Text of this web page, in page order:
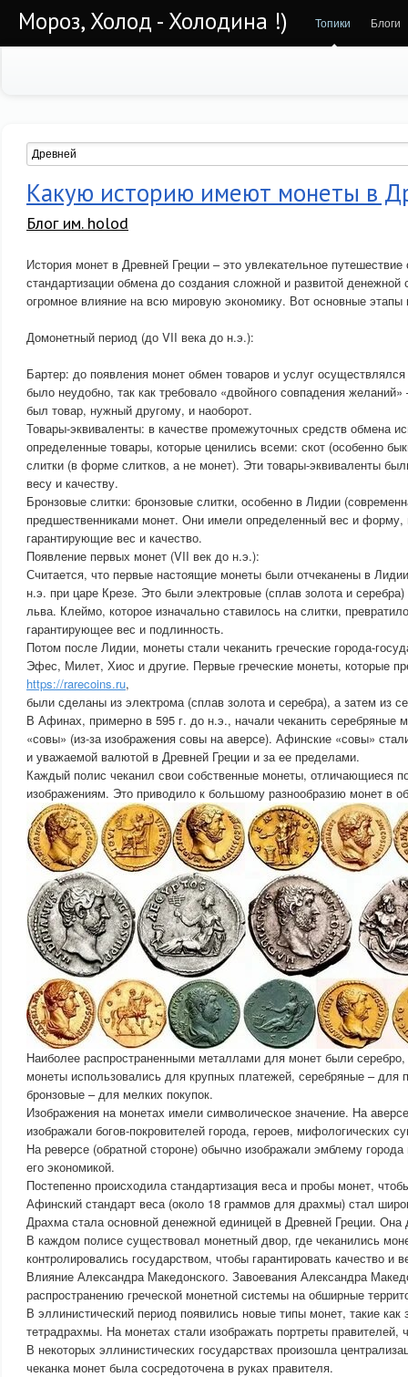
Мороз, Холод - Холодина !) Топики Блоги
Какую историю имеют монеты в
Блог им. holod
История монет в Древней Греции – это увлекательное
стандартизации обмена до создания сложной и развитой
огромное влияние на всю мировую экономику. Вот основные этапы
Домонетный период (до VII века до н.э.):
Бартер: до появления монет обмен товаров и услуг
было неудобно, так как требовало «двойного совпадения
был товар, нужный другому, и наоборот.
Товары-эквиваленты: в качестве промежуточных средств обмена
определенные товары, которые ценились всеми: скот (особенно
слитки (в форме слитков, а не монет). Эти товары-эквиваленты
весу и качеству.
Бронзовые слитки: бронзовые слитки, особенно в Лидии
предшественниками монет. Они имели определенный вес и форму,
гарантирующие вес и качество.
Появление первых монет (VII век до н.э.):
Считается, что первые настоящие монеты были отчеканены в
н.э. при царе Крезе. Это были электровые (сплав золота и
льва. Клеймо, которое изначально ставилось на слитки,
гарантирующее вес и подлинность.
Потом после Лидии, монеты стали чеканить греческие города-
Эфес, Милет, Хиос и другие. Первые греческие монеты, которые
https://rarecoins.ru,
были сделаны из электрома (сплав золота и серебра), а затем из
В Афинах, примерно в 595 г. до н.э., начали чеканить серебряные
«совы» (из-за изображения совы на аверсе). Афинские «совы»
и уважаемой валютой в Древней Греции и за ее пределами.
Каждый полис чеканил свои собственные монеты, отличающиеся
изображениям. Это приводило к большому разнообразию монет в
Наиболее распространенными металлами для монет были
монеты использовались для крупных платежей, серебряные – для
бронзовые – для мелких покупок.
Изображения на монетах имели символическое значение. На
изображали богов-покровителей города, героев, мифологических
На реверсе (обратной стороне) обычно изображали эмблему
его экономикой.
Постепенно происходила стандартизация веса и пробы монет,
Афинский стандарт веса (около 18 граммов для драхмы) стал
Драхма стала основной денежной единицей в Древней Греции.
В каждом полисе существовал монетный двор, где чеканились
контролировались государством, чтобы гарантировать качество и
Влияние Александра Македонского. Завоевания Александра
распространению греческой монетной системы на обширные
В эллинистический период появились новые типы монет, такие как
тетрадрахмы. На монетах стали изображать портреты
В некоторых эллинистических государствах произошла
чеканка монет была сосредоточена в руках правителя.